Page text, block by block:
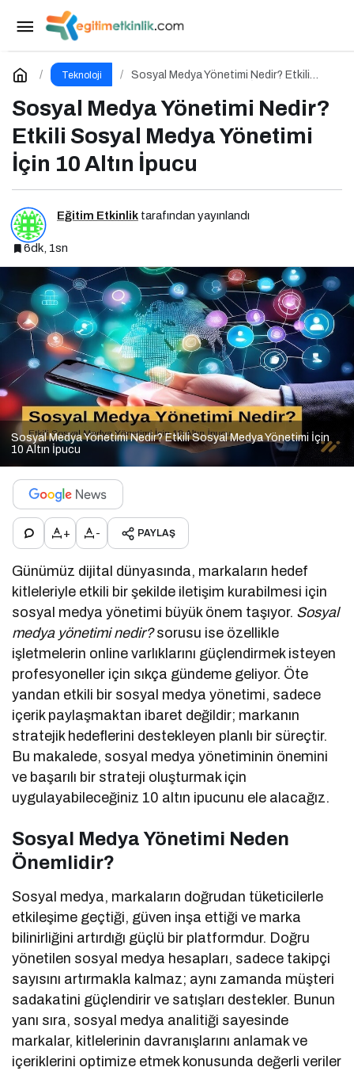
Teknoloji
Sosyal Medya Yönetimi Nedir? Etkili
Sosyal Medya Yönetimi Nedir?
Etkili Sosyal Medya Yönetimi
İçin 10 Altın İpucu
Eğitim Etkinlik tarafından yayınlandı
6dk, 1sn
Sosyal Medya Yönetimi Nedir? Etkili Sosyal Medya Yönetimi İçin
10 Altın İpucu
+ - PAYLAŞ
Günümüz dijital dünyasında, markaların hedef
kitleleriyle etkili bir şekilde iletişim kurabilmesi için
sosyal medya yönetimi büyük önem taşıyor. Sosyal
medya yönetimi nedir?sorusu ise özellikle
işletmelerin online varlıklarını güçlendirmek isteyen
profesyoneller için sıkça gündeme geliyor. Öte
yandan etkili bir sosyal medya yönetimi, sadece
içerik paylaşmaktan ibaret değildir; markanın
stratejik hedeflerini destekleyen planlı bir süreçtir.
Bu makalede, sosyal medya yönetiminin önemini
ve başarılı bir strateji oluşturmak için
uygulayabileceğiniz 10 altın ipucunu ele alacağız.
Sosyal Medya Yönetimi Neden
Önemlidir?
Sosyal medya, markaların doğrudan tüketicilerle
etkileşime geçtiği, güven inşa ettiği ve marka
bilinirliğini artırdığı güçlü bir platformdur. Doğru
yönetilen sosyal medya hesapları, sadece takipçi
sayısını artırmakla kalmaz; aynı zamanda müşteri
sadakatini güçlendirir ve satışları destekler. Bunun
yanı sıra, sosyal medya analitiği sayesinde
markalar, kitlelerinin davranışlarını anlamak ve
içeriklerini optimize etmek konusunda değerli veriler
VPN ve Fidye Yazılımı Koruması Merkeze Alındı
Yorum Yap